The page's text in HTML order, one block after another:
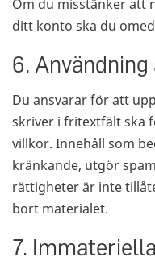
Om du misstänker att
ditt konto ska du
6.
Du ansvarar för att
skriver i fritextfält ska
villkor. Innehåll som
kränkande, utgör
rättigheter är inte
bort materialet.
7.